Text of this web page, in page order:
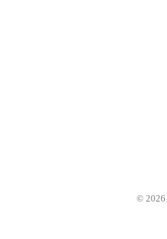
© 2026